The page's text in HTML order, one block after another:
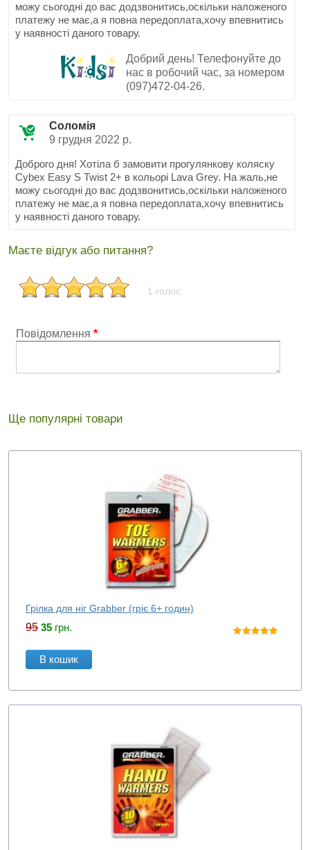
можу сьогодні до вас додзвонитись,оскільки наложеного
платежу не має,а я повна передоплата,хочу впевнитись
у наявності даного товару.
Добрий день! Телефонуйте до
нас в робочий час, за номером
(097)472-04-26.
Соломія
9 грудня 2022 р.
Доброго дня! Хотіла б замовити прогулянкову коляску
Cybex Easy S Twist 2+ в кольорі Lava Grey. На жаль,не
можу сьогодні до вас додзвонитись,оскільки наложеного
платежу не має,а я повна передоплата,хочу впевнитись
у наявності даного товару.
Маєте відгук або питання?
1 голос
Повідомлення *
Ще популярні товари
Грілка для ніг Grabber (гріє 6+ годин)
95 35 грн.
В кошик